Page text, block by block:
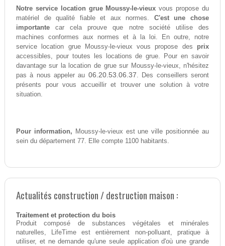
Notre service location grue Moussy-le-vieux vous propose du
matériel de qualité fiable et aux normes. C'est une chose
importantecar cela prouve que notre société utilise des
machines conformes aux normes et à la loi. En outre, notre
service location grue Moussy-le-vieux vous propose des prix
accessibles, pour toutes les locations de grue. Pour en savoir
davantage sur la location de grue sur Moussy-le-vieux, n'hésitez
pas à nous appeler au 06.20.53.06.37. Des conseillers seront
présents pour vous accueillir et trouver une solution à votre
situation.
Pour information, Moussy-le-vieux est une ville positionnée au
sein du département 77. Elle compte 1100 habitants.
Actualités construction / destruction maison :
Traitement et protection du bois
Produit composé de substances végétales et minérales
naturelles, LifeTime est entièrement non-polluant, pratique à
utiliser, et ne demande qu'une seule application d'où une grande